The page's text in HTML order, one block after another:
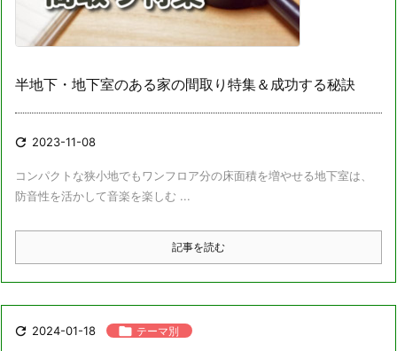
半地下・地下室のある家の間取り特集＆成功する秘訣
 2023-11-08
コンパクトな狭小地でもワンフロア分の床面積を増やせる地下室は、
防音性を活かして音楽を楽しむ ...
記事を読む
 2024-01-18  テーマ別